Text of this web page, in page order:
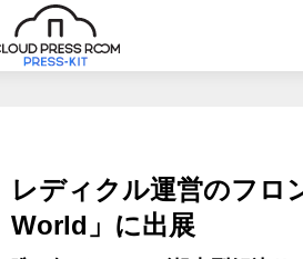
レディクル運営のフロ
World」に出展